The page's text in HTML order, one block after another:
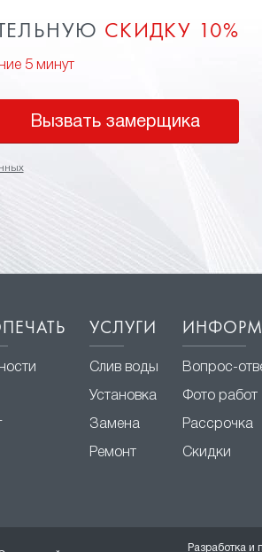
СКИДКУ 10%
5 минут
Вызвать замерщика
УСЛУГИ
Слив воды
Установка
Замена
Ремонт
Вопрос-
Фото работ
Рассрочка
Скидки
Разработка и